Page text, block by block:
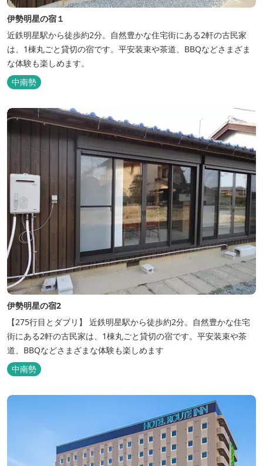
伊勢明星の宿１
近鉄明星駅から徒歩約2分。自然豊かな住宅街にある2軒の古民家
は、1棟丸ごと貸切の宿です。平安装束や茶道、BBQなどさまざま
な体験も楽しめます。
中南勢
伊勢明星の宿2
【275行目とダブリ】 近鉄明星駅から徒歩約2分。自然豊かな住宅
街にある2軒の古民家は、1棟丸ごと貸切の宿です。平安装束や茶
道、BBQなどさまざまな体験も楽しめます
中南勢